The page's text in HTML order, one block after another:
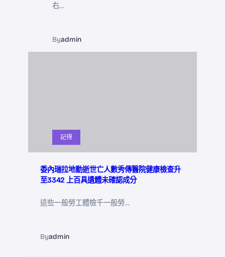
右…
Byadmin
記得
委內瑞拉地動逝世亡人數秀傳醫院健康檢查升
至3342 上百具遺體未確認成分
這些一般勞工體檢千一般勞…
Byadmin